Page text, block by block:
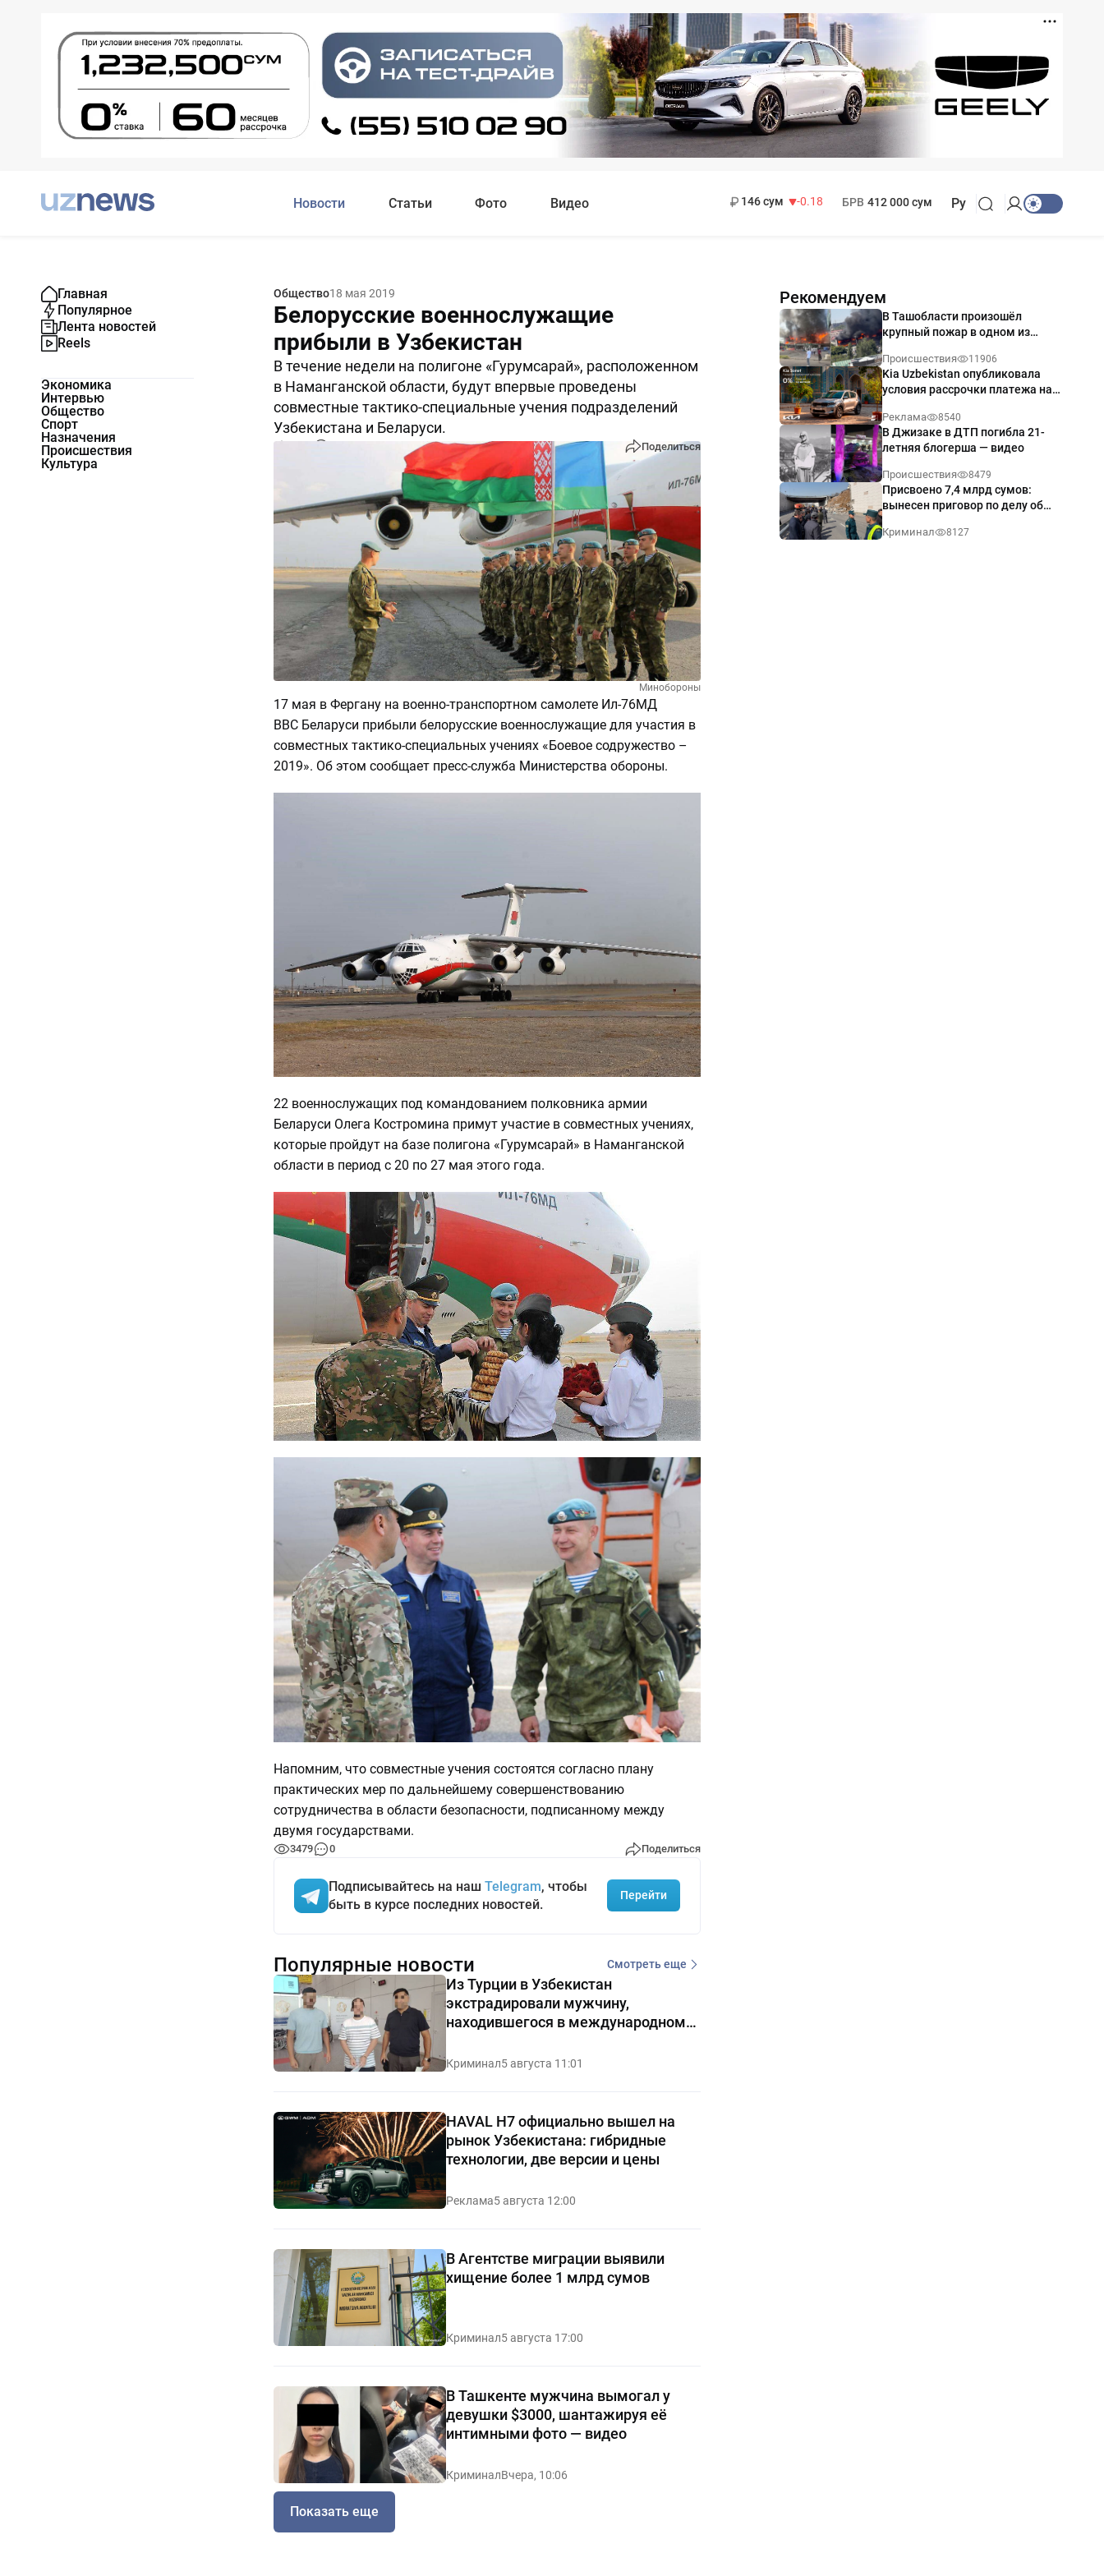
Новости Статьи Фото Видео
146 сум
-0.18
БРВ 412 000 сум Ру
Главная
Популярное
Лента новостей
Reels
Экономика
Интервью
Общество
Спорт
Назначения
Происшествия
Культура
Общество18 мая 2019
Белорусские военнослужащие
прибыли в Узбекистан
В течение недели на полигоне «Гурумсарай», расположенном
в Наманганской области, будут впервые проведены
совместные тактико-специальные учения подразделений
Узбекистана и Беларуси.
Поделиться
Минобороны
17 мая в Фергану на военно-транспортном самолете Ил-76МД
ВВС Беларуси прибыли белорусские военнослужащие для участия в
совместных тактико-специальных учениях «Боевое содружество –
2019». Об этом сообщает пресс-служба Министерства обороны.
22 военнослужащих под командованием полковника армии
Беларуси Олега Костромина примут участие в совместных учениях,
которые пройдут на базе полигона «Гурумсарай» в Наманганской
области в период с 20 по 27 мая этого года.
Напомним, что совместные учения состоятся согласно плану
практических мер по дальнейшему совершенствованию
сотрудничества в области безопасности, подписанному между
двумя государствами.
3479 0 Поделиться
Подписывайтесь на наш Telegram, чтобы
быть в курсе последних новостей.
Перейти
Рекомендуем
В Ташобласти произошёл
крупный пожар в одном из
Происшествия 11906
Kia Uzbekistan опубликовала
условия рассрочки платежа на
годовых
Реклама 8540
В Джизаке в ДТП погибла 21-
летняя блогерша — видео
Происшествия 8479
Присвоено 7,4 млрд сумов:
вынесен приговор по делу об
Ташкенте
Криминал 8127
Популярные новости Смотреть еще
Из Турции в Узбекистан
экстрадировали мужчину,
находившегося в международном
Криминал5 августа 11:01
HAVAL H7 официально вышел на
рынок Узбекистана: гибридные
технологии, две версии и цены
Реклама5 августа 12:00
В Агентстве миграции выявили
хищение более 1 млрд сумов
Криминал5 августа 17:00
В Ташкенте мужчина вымогал у
девушки $3000, шантажируя её
интимными фото — видео
КриминалВчера, 10:06
Показать еще